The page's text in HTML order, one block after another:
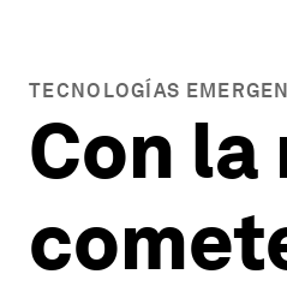
TECNOLOGÍAS
Con